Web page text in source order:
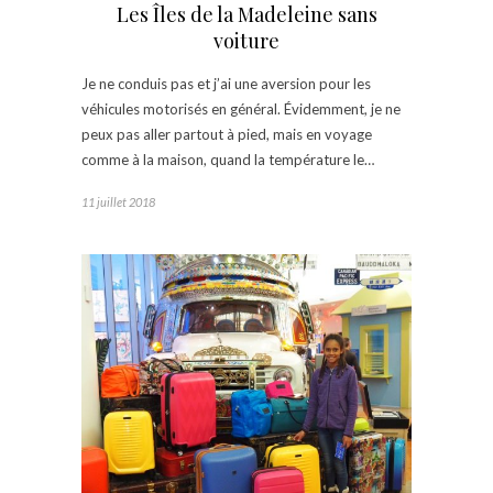
Les Îles de la Madeleine sans
voiture
Je ne conduis pas et j’ai une aversion pour les
véhicules motorisés en général. Évidemment, je ne
peux pas aller partout à pied, mais en voyage
comme à la maison, quand la température le…
11 juillet 2018